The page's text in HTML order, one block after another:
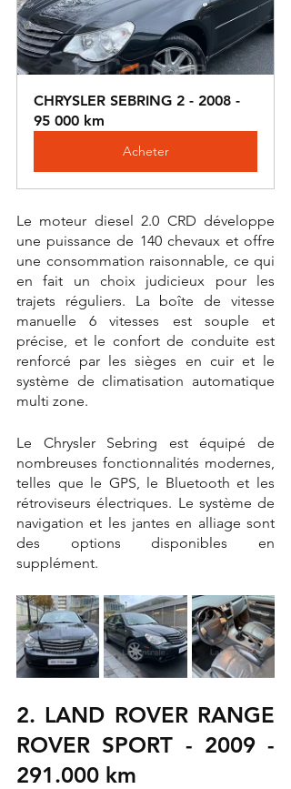
CHRYSLER SEBRING 2 - 2008 -
95 000 km
Acheter
Le moteur diesel 2.0 CRD développe
une puissance de 140 chevaux et offre
une consommation raisonnable, ce qui
en fait un choix judicieux pour les
trajets réguliers. La boîte de vitesse
manuelle 6 vitesses est souple et
précise, et le confort de conduite est
renforcé par les sièges en cuir et le
système de climatisation automatique
multi zone.
Le Chrysler Sebring est équipé de
nombreuses fonctionnalités modernes,
telles que le GPS, le Bluetooth et les
rétroviseurs électriques. Le système de
navigation et les jantes en alliage sont
des options disponibles en
supplément.
2. LAND ROVER RANGE
ROVER SPORT - 2009 -
291.000 km